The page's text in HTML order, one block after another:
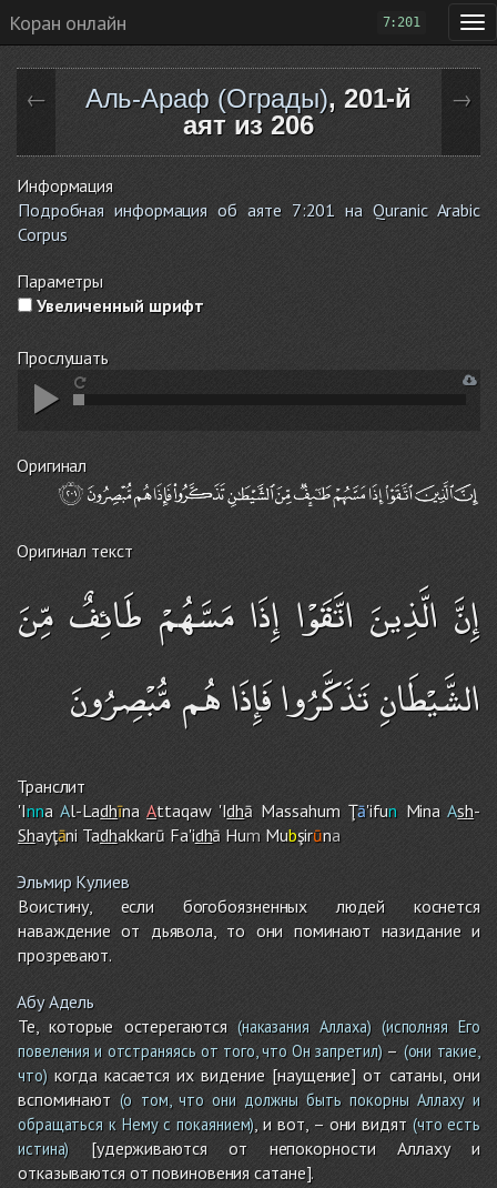
Коран онлайн 7:201
← Аль-Араф (Ограды), 201-й
аят из 206
→
Информация
Подробная информация об аяте 7:201 на Quranic Arabic
Corpus
Параметры
Увеличенный шрифт
Прослушать
Оригинал
Оригинал текст
إِنَّ الَّذِينَ اتَّقَوْا إِذَا مَسَّهُمْ طَائِفٌ مِّنَ
الشَّيْطَانِ تَذَكَّرُوا فَإِذَا هُم مُّبْصِرُونَ
Транслит
'InnaAl-LadhīnaAttaqaw 'Idhā MassahumŢā'ifun Mina Ash-
Shayţāni Tadhakkarū Fa'idhā HumMubşirūna
Эльмир Кулиев
Воистину, если богобоязненных людей коснется
наваждение от дьявола, то они поминают назидание и
прозревают.
Абу Адель
Те, которые остерегаются(наказания Аллаха)(исполняя Его
повеления и отстраняясь от того, что Он запретил) – (они такие,
что)когда касается их видение [наущение] от сатаны, они
вспоминают (о том, что они должны быть покорны Аллаху и
обращаться к Нему с покаянием), и вот, – они видят(что есть
истина) [удерживаются от непокорности Аллаху и
отказываются от повиновения сатане].